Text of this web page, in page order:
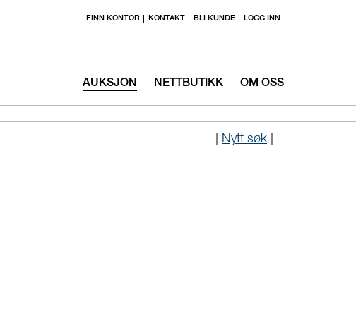
FINN KONTOR KONTAKT BLI KUNDE LOGG INN
AUKSJON NETTBUTIKK OM OSS
Nytt søk